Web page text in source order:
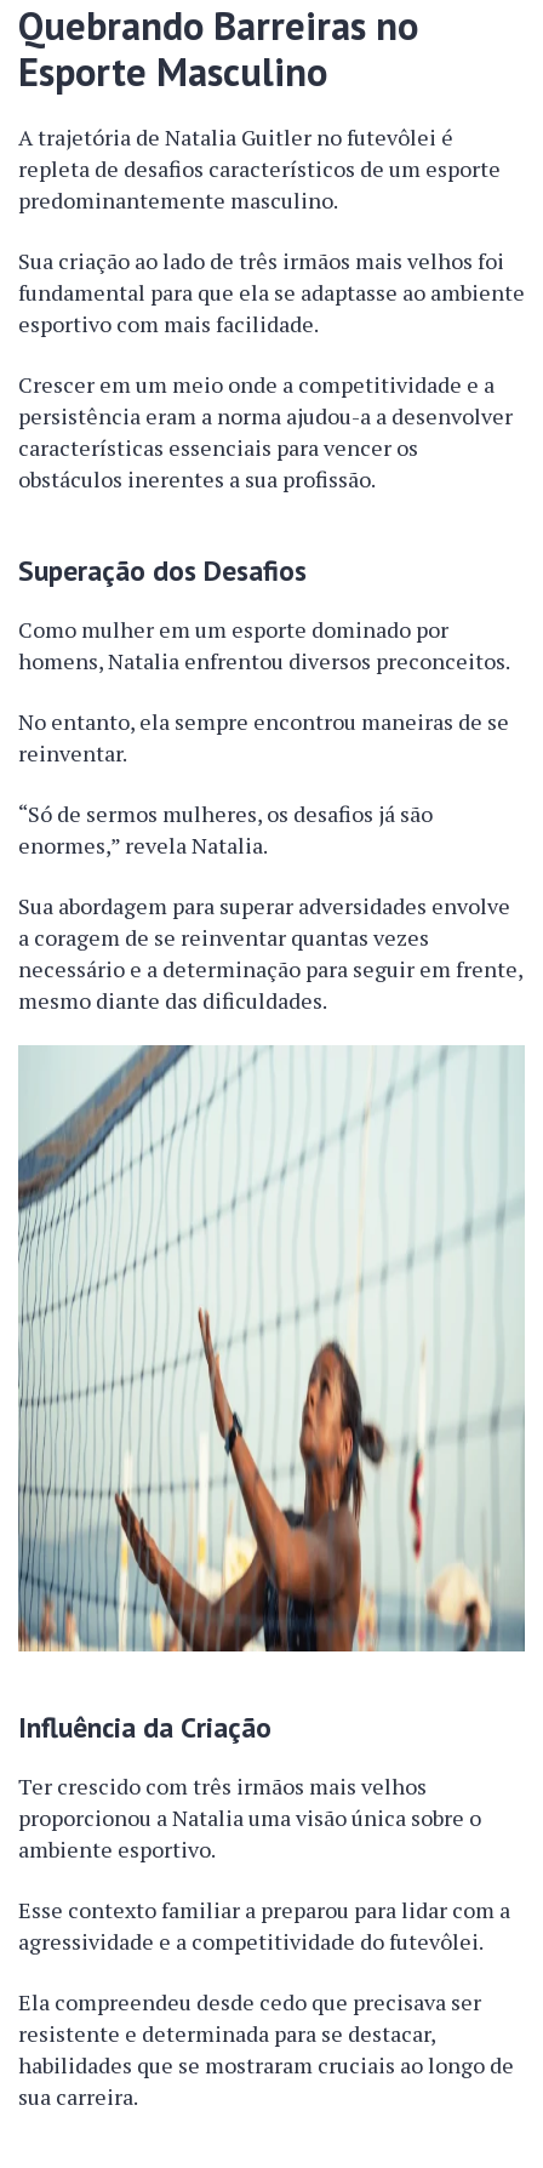
Quebrando Barreiras no
Esporte Masculino
A trajetória de Natalia Guitler no futevôlei é
repleta de desafios característicos de um esporte
predominantemente masculino.
Sua criação ao lado de três irmãos mais velhos foi
fundamental para que ela se adaptasse ao ambiente
esportivo com mais facilidade.
Crescer em um meio onde a competitividade e a
persistência eram a norma ajudou-a a desenvolver
características essenciais para vencer os
obstáculos inerentes a sua profissão.
Superação dos Desafios
Como mulher em um esporte dominado por
homens, Natalia enfrentou diversos preconceitos.
No entanto, ela sempre encontrou maneiras de se
reinventar.
“Só de sermos mulheres, os desafios já são
enormes,” revela Natalia.
Sua abordagem para superar adversidades envolve
a coragem de se reinventar quantas vezes
necessário e a determinação para seguir em frente,
mesmo diante das dificuldades.
Influência da Criação
Ter crescido com três irmãos mais velhos
proporcionou a Natalia uma visão única sobre o
ambiente esportivo.
Esse contexto familiar a preparou para lidar com a
agressividade e a competitividade do futevôlei.
Ela compreendeu desde cedo que precisava ser
resistente e determinada para se destacar,
habilidades que se mostraram cruciais ao longo de
sua carreira.